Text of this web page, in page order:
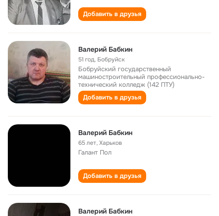
Добавить в друзья
Валерий Бабкин
51 год, Бобруйск
Бобруйский государственный
машиностроительный профессионально-
технический колледж (142 ПТУ)
Добавить в друзья
Валерий Бабкин
65 лет,Харьков
Галант Пол
Добавить в друзья
Валерий Бабкин